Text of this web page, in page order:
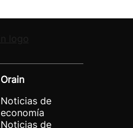
Orain
Noticias de
economía
Noticias de